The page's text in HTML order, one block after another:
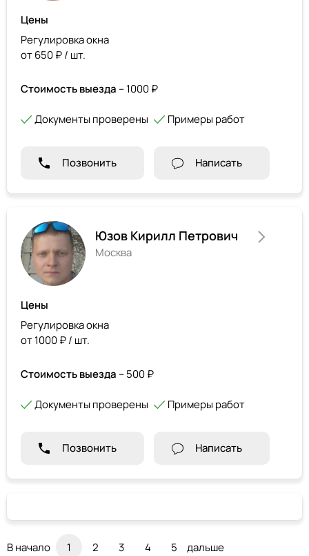
Цены
Регулировка окна
от 650 ₽ / шт.
Стоимость выезда – 1000 ₽
Документы проверены Примеры работ
Позвонить Написать
Юзов Кирилл Петрович
Москва
Цены
Регулировка окна
от 1000 ₽ / шт.
Стоимость выезда – 500 ₽
Документы проверены Примеры работ
Позвонить Написать
В начало 1 2 3 4 5 дальше